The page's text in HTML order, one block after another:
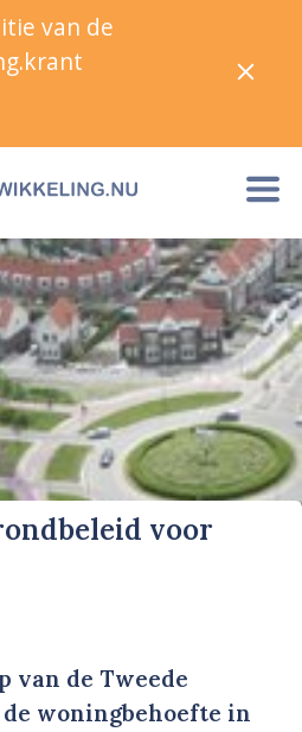
voor
van de Tweede
woningbehoefte in
van de